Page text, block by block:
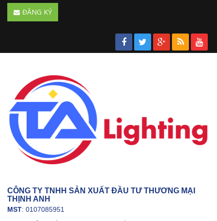
ĐĂNG KÝ
CÔNG TY TNHH SẢN XUẤT ĐẦU TƯ THƯƠNG MẠI
THỊNH ANH
MST: 0107085951